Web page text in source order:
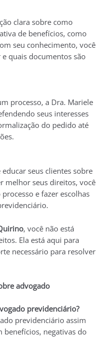
clara sobre como
de benefícios, como
seu conhecimento, você
quais documentos são
processo, a Dra. Mariele
seus interesses
do pedido até
seus clientes sobre
melhor seus direitos, você
e fazer escolhas
, você não está
Ela está aqui para
necessário para resolver
advogado
previdenciário?
previdenciário assim
benefícios, negativas do